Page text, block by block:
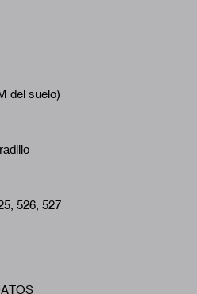
del suelo)
526, 527